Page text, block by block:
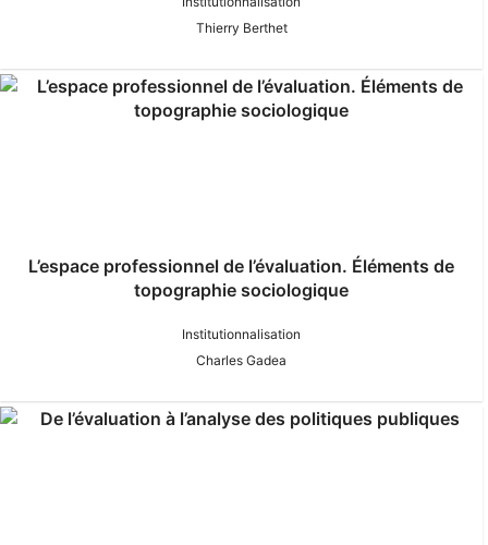
Thierry Berthet
L’espace professionnel de l’évaluation. Éléments de
topographie sociologique
Institutionnalisation
Charles Gadea